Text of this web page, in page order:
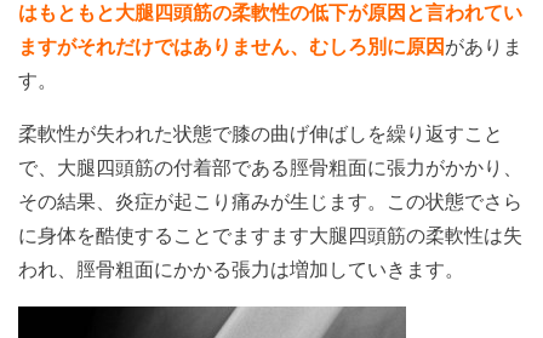
はもともと大腿四頭筋の柔軟性の低下が原因と言われてい
ますがそれだけではありません、むしろ別に原因 がありま
す。
柔軟性が失われた状態で膝の曲げ伸ばしを繰り返すこと
で、大腿四頭筋の付着部である脛骨粗面に張力がかかり、
その結果、炎症が起こり痛みが生じます。この状態でさら
に身体を酷使することでますます大腿四頭筋の柔軟性は失
われ、脛骨粗面にかかる張力は増加していきます。